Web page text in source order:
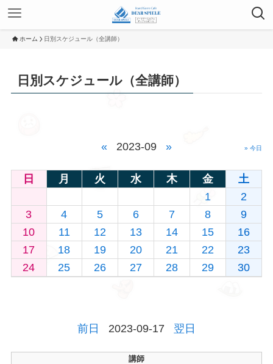
ホーム 日別スケジュール（全講師）
日別スケジュール（全講師）
« 2023-09 » » 今日
日 月 火 水 木 金
土
1
2
3
4 5 6 7 8
9
10
11 12 13 14 15
16
17
18 19 20 21 22
23
24
25 26 27 28 29 30
前日 2023-09-17 翌日
講師